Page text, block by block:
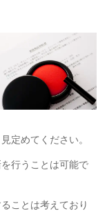
定めてください。
行うことは可能で
ことは考えており